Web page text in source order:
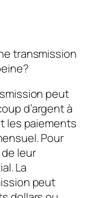
transmission
peut
d’argent à
les paiements
Pour
leur
La
peut